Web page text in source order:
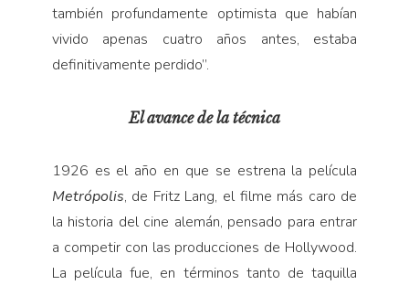
también profundamente optimista que habían
vivido apenas cuatro años antes, estaba
definitivamente perdido”.
El avance de la técnica
1926 es el año en que se estrena la película
Metrópolis, de Fritz Lang, el filme más caro de
la historia del cine alemán, pensado para entrar
a competir con las producciones de Hollywood.
La película fue, en términos tanto de taquilla